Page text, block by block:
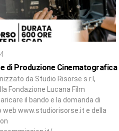
di Produzione Cinematografica
da Studio Risorse s.r.l,
Fondazione Lucana Film
il bando e la domanda di
www.studiorisorse.it e della